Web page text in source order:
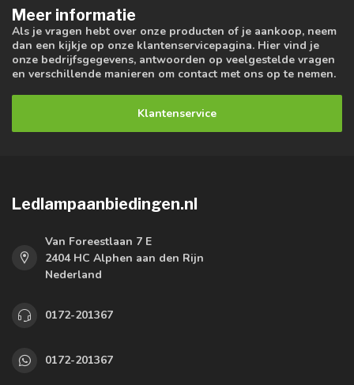
Meer informatie
Als je vragen hebt over onze producten of je aankoop, neem
dan een kijkje op onze klantenservicepagina. Hier vind je
onze bedrijfsgegevens, antwoorden op veelgestelde vragen
en verschillende manieren om contact met ons op te nemen.
Klantenservice
Ledlampaanbiedingen.nl
Van Foreestlaan 7 E
2404 HC Alphen aan den Rijn
Nederland
0172-201367
0172-201367